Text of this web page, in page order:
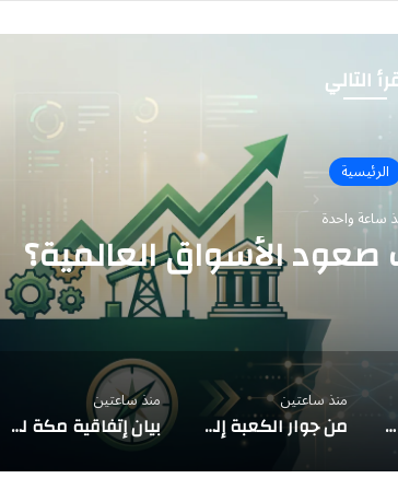
التالي
الرئيسية
ساعة واحدة
الأسواق العالمية؟
الأمن البيئي يضبط مخالفين لاستغلال الرواسب والرعي الجائر في المدينة المنورة
منذ ساعتين
من جوار الكعبة إلى موازين العالم.. «اتفاقية مكة»: ثلاث أمم بـ360 مليون إنسان تتعاهد على أن أمنها واحد
منذ ساعتين
بيان إتفاقية مكة للدفاع المشترك بين السعودية و تركيا و باكستان